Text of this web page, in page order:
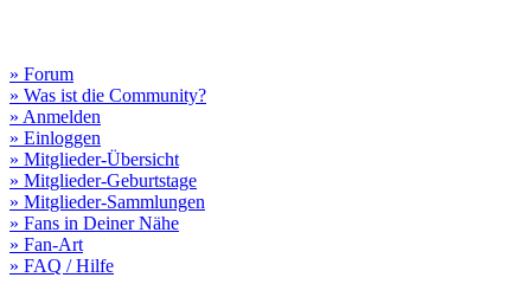
» Forum
» Was ist die Community?
» Anmelden
» Einloggen
» Mitglieder-Übersicht
» Mitglieder-Geburtstage
» Mitglieder-Sammlungen
» Fans in Deiner Nähe
» Fan-Art
» FAQ / Hilfe